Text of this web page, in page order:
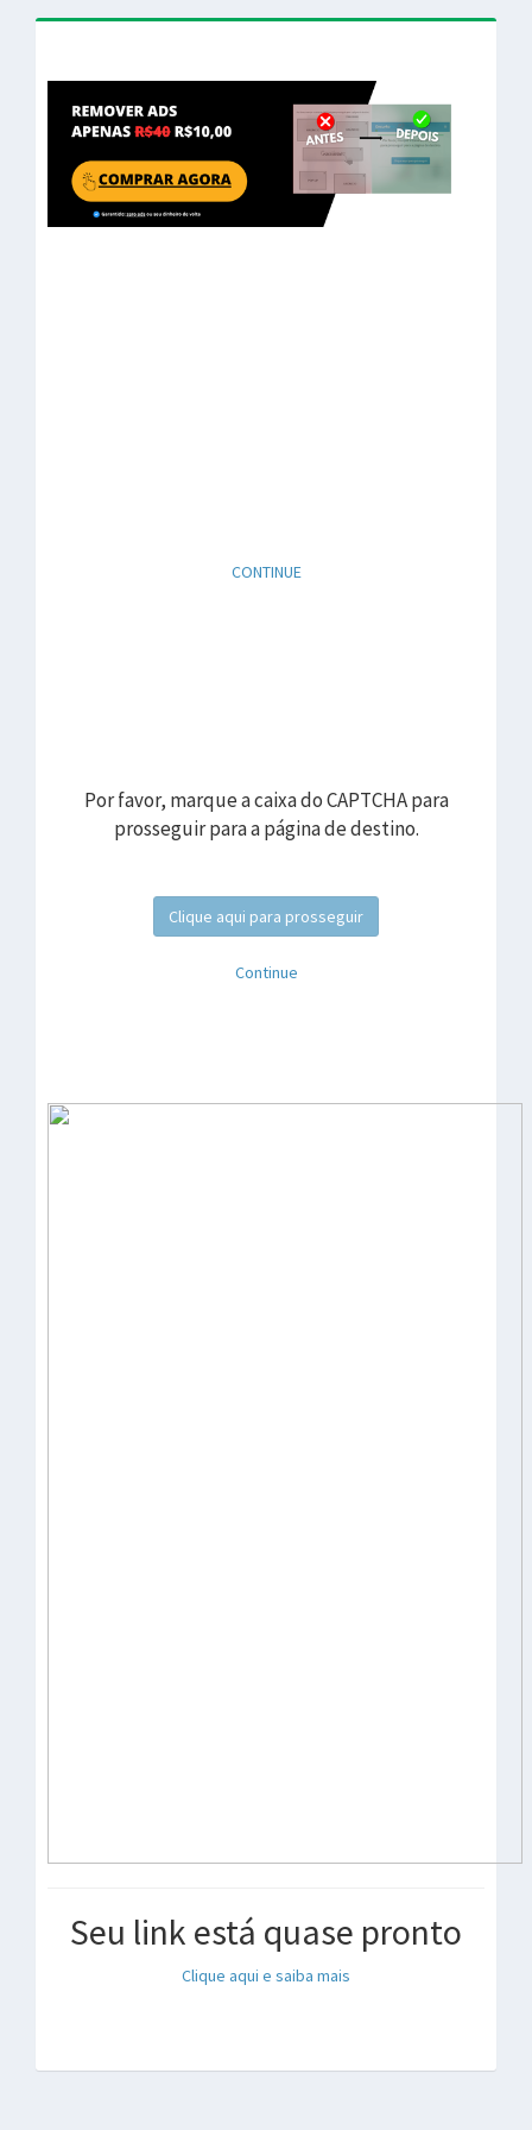
CONTINUE
Por favor, marque a caixa do CAPTCHA para
prosseguir para a página de destino.
Clique aqui para prosseguir
Continue
Seu link está quase pronto
Clique aqui e saiba mais